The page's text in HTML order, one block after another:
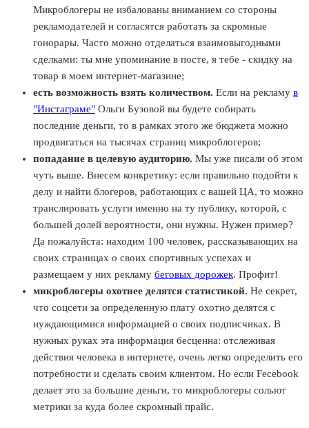
Микроблогеры не избалованы вниманием со стороны
рекламодателей и согласятся работать за скромные
гонорары. Часто можно отделаться взаимовыгодными
сделками: ты мне упоминание в посте, я тебе - скидку на
товар в моем интернет-магазине;
есть возможность взять количеством. Если на рекламу в
"Инстаграме" Ольги Бузовой вы будете собирать
последние деньги, то в рамках этого же бюджета можно
продвигаться на тысячах страниц микроблогеров;
попадание в целевую аудиторию. Мы уже писали об этом
чуть выше. Внесем конкретику: если правильно подойти к
делу и найти блогеров, работающих с вашей ЦА, то можно
транслировать услуги именно на ту публику, которой, с
большей долей вероятности, они нужны. Нужен пример?
Да пожалуйста: находим 100 человек, рассказывающих на
своих страницах о своих спортивных успехах и
размещаем у них рекламу беговых дорожек. Профит!
микроблогеры охотнее делятся статистикой. Не секрет,
что соцсети за определенную плату охотно делятся с
нуждающимися информацией о своих подписчиках. В
нужных руках эта информация бесценна: отслеживая
действия человека в интернете, очень легко определить его
потребности и сделать своим клиентом. Но если Fecebook
делает это за большие деньги, то микроблогеры сольют
метрики за куда более скромный прайс.